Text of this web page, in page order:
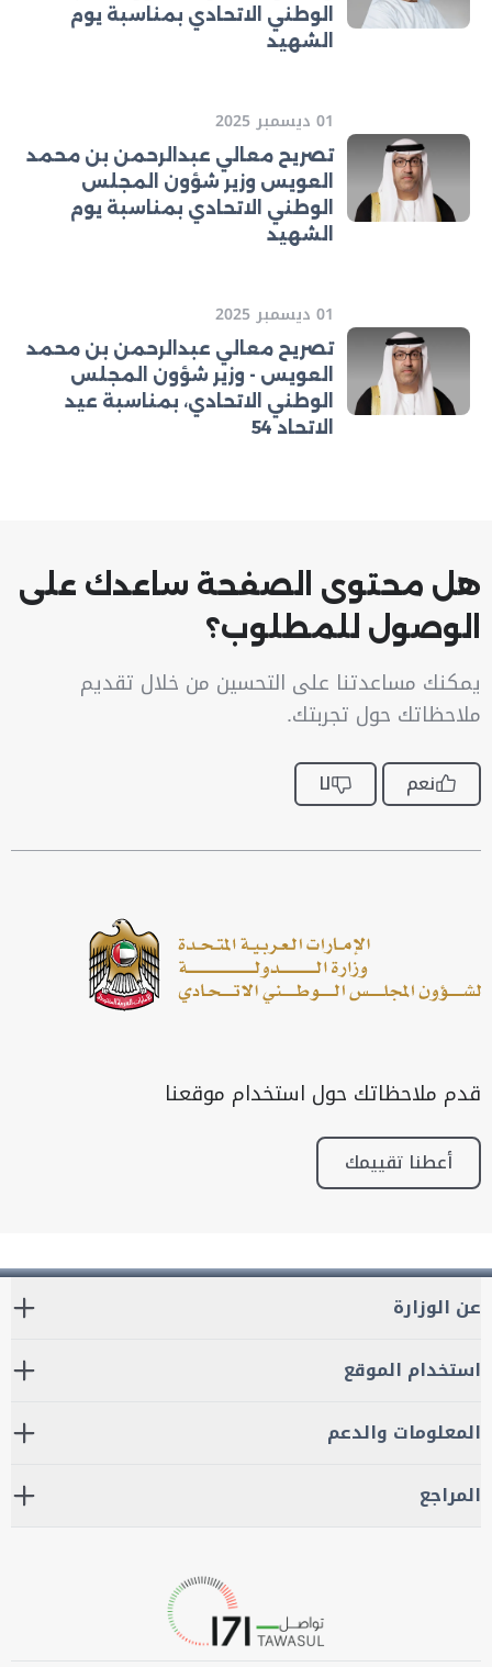
الوطني الاتحادي بمناسبة يوم
الشهيد
01 ديسمبر 2025
تصريح معالي عبدالرحمن بن محمد
العويس وزير شؤون المجلس
الوطني الاتحادي بمناسبة يوم
الشهيد
01 ديسمبر 2025
تصريح معالي عبدالرحمن بن محمد
العويس - وزير شؤون المجلس
الوطني الاتحادي، بمناسبة عيد
الاتحاد 54
هل محتوى الصفحة ساعدك على
الوصول للمطلوب؟
يمكنك مساعدتنا على التحسين من خلال تقديم
ملاحظاتك حول تجربتك.
نعم لا
قدم ملاحظاتك حول استخدام موقعنا
أعطنا تقييمك
عن الوزارة
استخدام الموقع
المعلومات والدعم
المراجع